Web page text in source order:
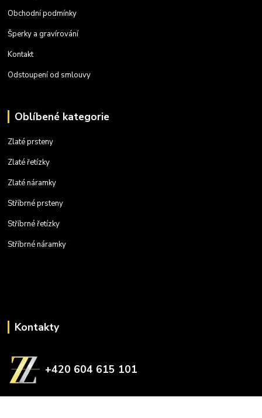
Obchodní podmínky
Šperky a gravírování
Kontakt
Odstoupení od smlouvy
Oblíbené kategorie
Zlaté prsteny
Zlaté řetízky
Zlaté náramky
Stříbrné prsteny
Stříbrné řetízky
Stříbrné náramky
Kontakty
+420 604 615 101